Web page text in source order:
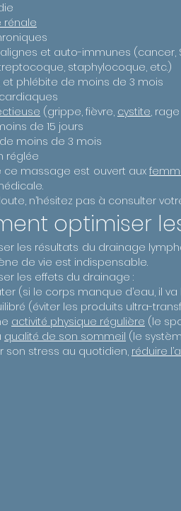
rénale
et auto-immunes (cancer,
staphylocoque, etc.)
et phlébite de moins de 3 mois
(grippe, fièvre, cystite,
de 15 jours
moins de 3 mois
réglée
ce massage est ouvert aux
n’hésitez pas à consulter
optimiser
les résultats du drainage
de vie est indispensable.
les effets du drainage :
(si le corps manque d’eau, il
(éviter les produits ultra-
activité physique régulière (le
qualité de son sommeil (le
son stress au quotidien, réduire